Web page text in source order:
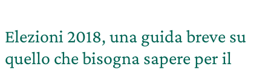
Elezioni 2018, una guida breve su
quello che bisogna sapere per il